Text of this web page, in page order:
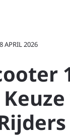
APRIL 2026